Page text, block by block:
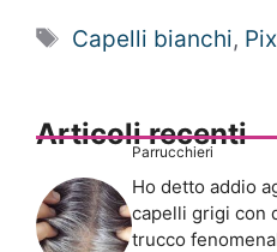
Tag
Capelli bianchi,
Articoli recenti
Parrucchieri
Ho detto addio
capelli grigi con
trucco